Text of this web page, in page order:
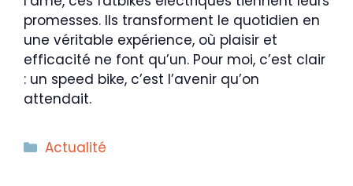
promesses. Ils transforment le quotidien en
une véritable expérience, où plaisir et
efficacité ne font qu’un. Pour moi, c’est clair
: un speed bike, c’est l’avenir qu’on
attendait.
Catégories
Actualité